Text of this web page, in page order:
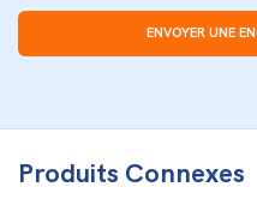
ENVOYER UNE
Produits Connexes